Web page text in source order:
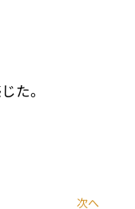
た。
次へ